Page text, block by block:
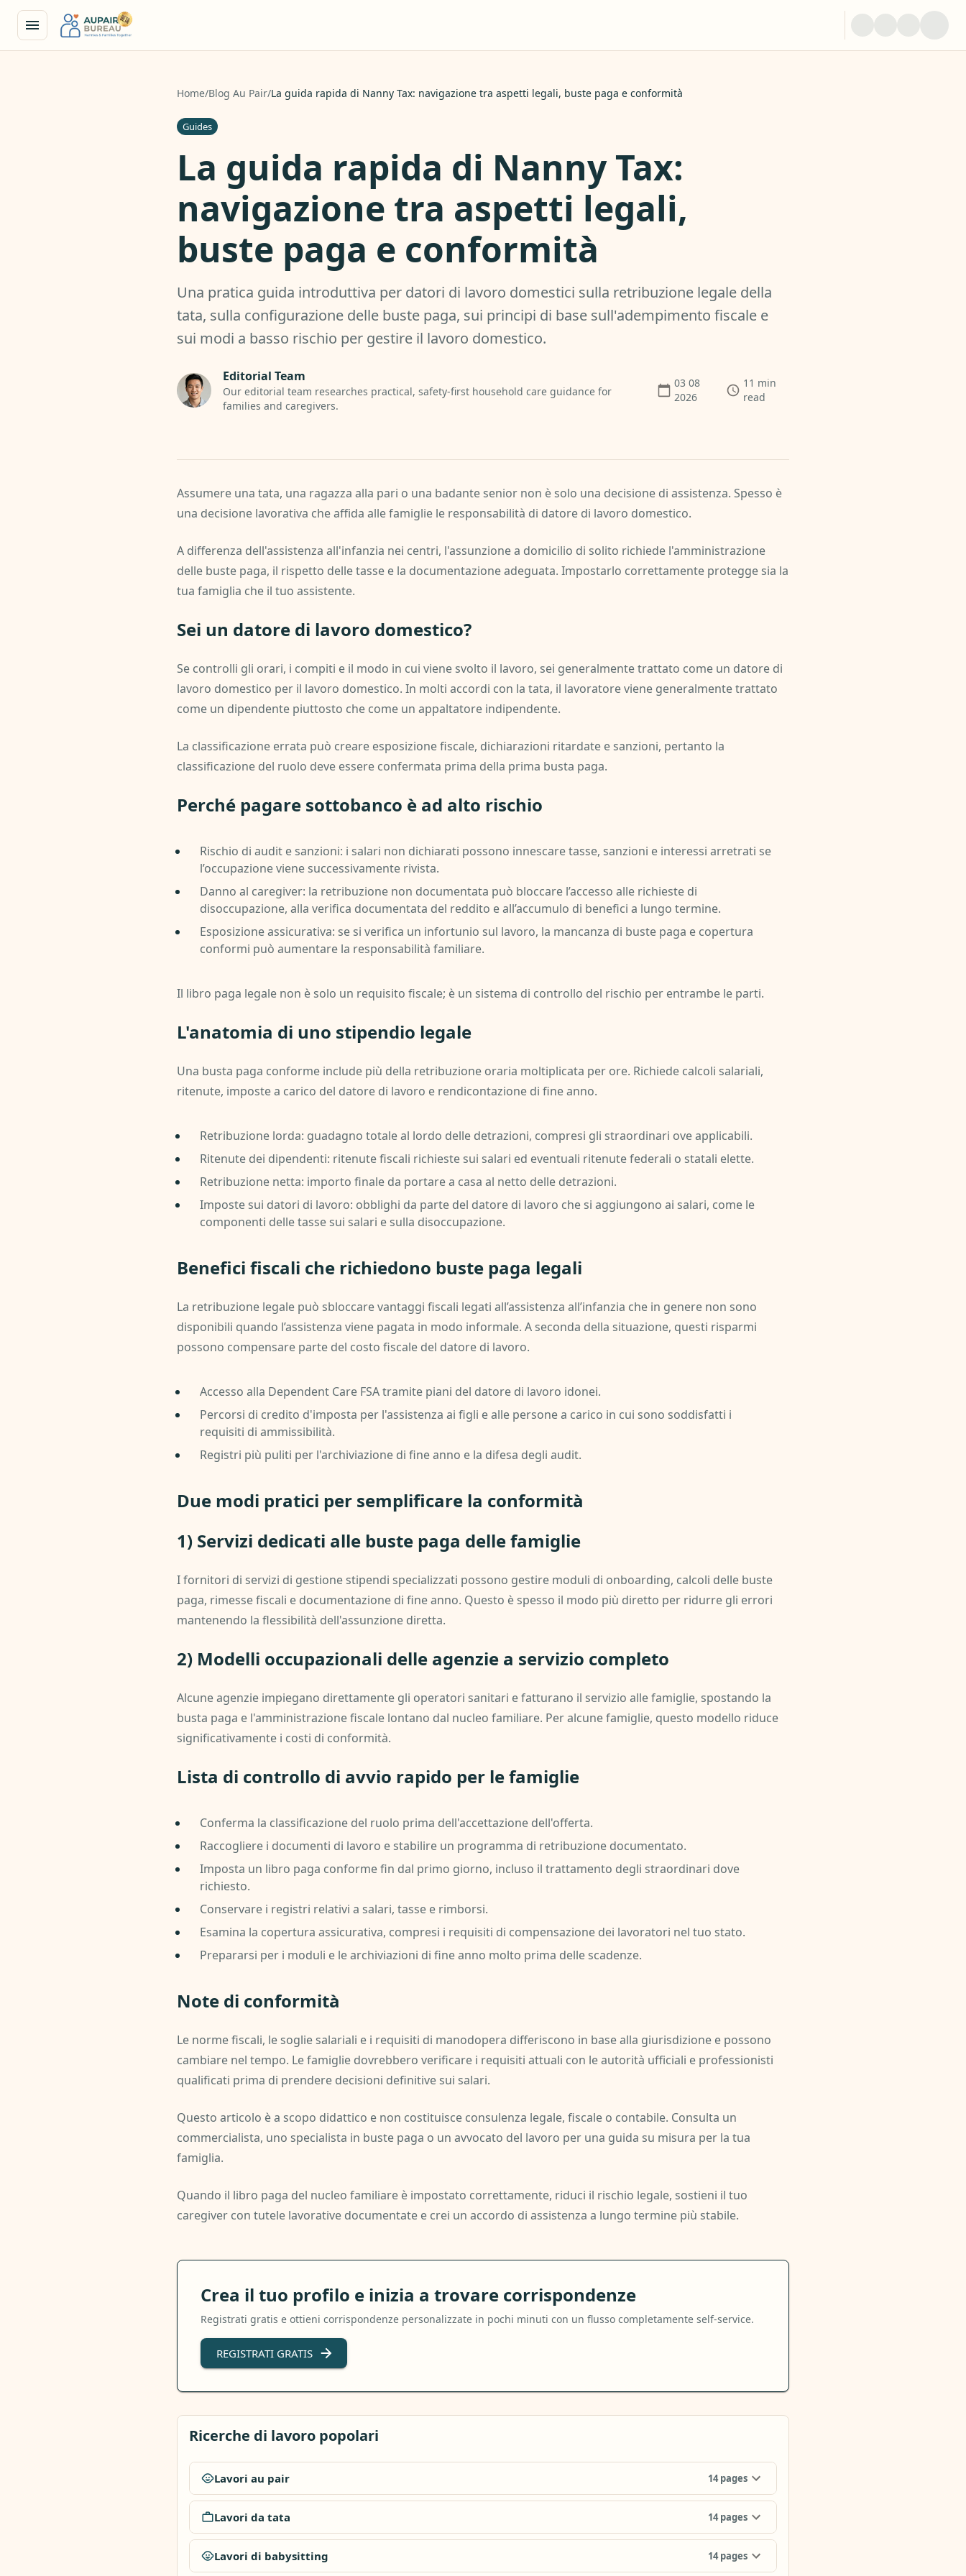
Home/Blog Au Pair/La guida rapida di Nanny Tax: navigazione tra aspetti legali, buste paga e conformità
Guides
La guida rapida di Nanny Tax:
navigazione tra aspetti legali,
buste paga e conformità
Una pratica guida introduttiva per datori di lavoro domestici sulla retribuzione legale della
tata, sulla configurazione delle buste paga, sui principi di base sull'adempimento fiscale e
sui modi a basso rischio per gestire il lavoro domestico.
Editorial Team
Our editorial team researches practical, safety-first household care guidance for
families and caregivers.
03 08
2026
11 min
read
Assumere una tata, una ragazza alla pari o una badante senior non è solo una decisione di assistenza. Spesso è
una decisione lavorativa che affida alle famiglie le responsabilità di datore di lavoro domestico.
A differenza dell'assistenza all'infanzia nei centri, l'assunzione a domicilio di solito richiede l'amministrazione
delle buste paga, il rispetto delle tasse e la documentazione adeguata. Impostarlo correttamente protegge sia la
tua famiglia che il tuo assistente.
Sei un datore di lavoro domestico?
Se controlli gli orari, i compiti e il modo in cui viene svolto il lavoro, sei generalmente trattato come un datore di
lavoro domestico per il lavoro domestico. In molti accordi con la tata, il lavoratore viene generalmente trattato
come un dipendente piuttosto che come un appaltatore indipendente.
La classificazione errata può creare esposizione fiscale, dichiarazioni ritardate e sanzioni, pertanto la
classificazione del ruolo deve essere confermata prima della prima busta paga.
Perché pagare sottobanco è ad alto rischio
Rischio di audit e sanzioni: i salari non dichiarati possono innescare tasse, sanzioni e interessi arretrati se
l’occupazione viene successivamente rivista.
Danno al caregiver: la retribuzione non documentata può bloccare l’accesso alle richieste di
disoccupazione, alla verifica documentata del reddito e all’accumulo di benefici a lungo termine.
Esposizione assicurativa: se si verifica un infortunio sul lavoro, la mancanza di buste paga e copertura
conformi può aumentare la responsabilità familiare.
Il libro paga legale non è solo un requisito fiscale; è un sistema di controllo del rischio per entrambe le parti.
L'anatomia di uno stipendio legale
Una busta paga conforme include più della retribuzione oraria moltiplicata per ore. Richiede calcoli salariali,
ritenute, imposte a carico del datore di lavoro e rendicontazione di fine anno.
Retribuzione lorda: guadagno totale al lordo delle detrazioni, compresi gli straordinari ove applicabili.
Ritenute dei dipendenti: ritenute fiscali richieste sui salari ed eventuali ritenute federali o statali elette.
Retribuzione netta: importo finale da portare a casa al netto delle detrazioni.
Imposte sui datori di lavoro: obblighi da parte del datore di lavoro che si aggiungono ai salari, come le
componenti delle tasse sui salari e sulla disoccupazione.
Benefici fiscali che richiedono buste paga legali
La retribuzione legale può sbloccare vantaggi fiscali legati all’assistenza all’infanzia che in genere non sono
disponibili quando l’assistenza viene pagata in modo informale. A seconda della situazione, questi risparmi
possono compensare parte del costo fiscale del datore di lavoro.
Accesso alla Dependent Care FSA tramite piani del datore di lavoro idonei.
Percorsi di credito d'imposta per l'assistenza ai figli e alle persone a carico in cui sono soddisfatti i
requisiti di ammissibilità.
Registri più puliti per l'archiviazione di fine anno e la difesa degli audit.
Due modi pratici per semplificare la conformità
1) Servizi dedicati alle buste paga delle famiglie
I fornitori di servizi di gestione stipendi specializzati possono gestire moduli di onboarding, calcoli delle buste
paga, rimesse fiscali e documentazione di fine anno. Questo è spesso il modo più diretto per ridurre gli errori
mantenendo la flessibilità dell'assunzione diretta.
2) Modelli occupazionali delle agenzie a servizio completo
Alcune agenzie impiegano direttamente gli operatori sanitari e fatturano il servizio alle famiglie, spostando la
busta paga e l'amministrazione fiscale lontano dal nucleo familiare. Per alcune famiglie, questo modello riduce
significativamente i costi di conformità.
Lista di controllo di avvio rapido per le famiglie
Conferma la classificazione del ruolo prima dell'accettazione dell'offerta.
Raccogliere i documenti di lavoro e stabilire un programma di retribuzione documentato.
Imposta un libro paga conforme fin dal primo giorno, incluso il trattamento degli straordinari dove
richiesto.
Conservare i registri relativi a salari, tasse e rimborsi.
Esamina la copertura assicurativa, compresi i requisiti di compensazione dei lavoratori nel tuo stato.
Prepararsi per i moduli e le archiviazioni di fine anno molto prima delle scadenze.
Note di conformità
Le norme fiscali, le soglie salariali e i requisiti di manodopera differiscono in base alla giurisdizione e possono
cambiare nel tempo. Le famiglie dovrebbero verificare i requisiti attuali con le autorità ufficiali e professionisti
qualificati prima di prendere decisioni definitive sui salari.
Questo articolo è a scopo didattico e non costituisce consulenza legale, fiscale o contabile. Consulta un
commercialista, uno specialista in buste paga o un avvocato del lavoro per una guida su misura per la tua
famiglia.
Quando il libro paga del nucleo familiare è impostato correttamente, riduci il rischio legale, sostieni il tuo
caregiver con tutele lavorative documentate e crei un accordo di assistenza a lungo termine più stabile.
Crea il tuo profilo e inizia a trovare corrispondenze
Registrati gratis e ottieni corrispondenze personalizzate in pochi minuti con un flusso completamente self-service.
REGISTRATI GRATIS
Ricerche di lavoro popolari
Lavori au pair 14pages
Lavori da tata 14pages
Lavori di babysitting 14pages